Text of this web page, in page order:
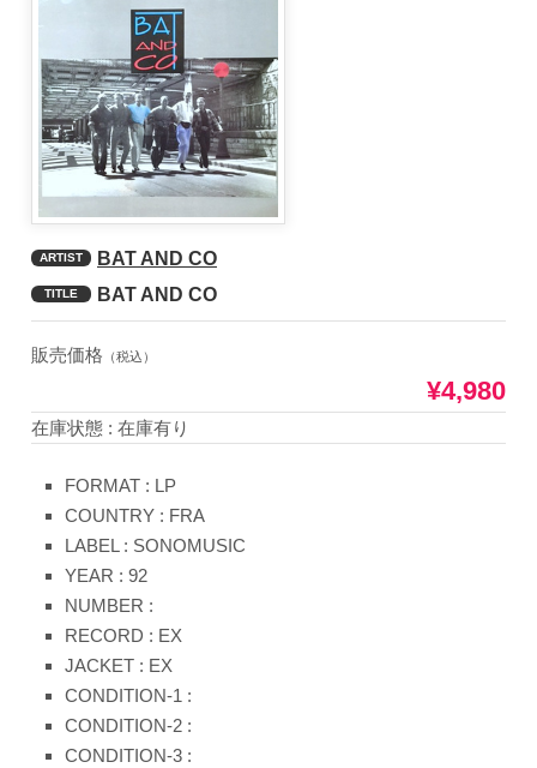
ARTIST BAT AND CO
TITLE BAT AND CO
販売価格 （税込）
¥4,980
在庫状態 : 在庫有り
FORMAT : LP
COUNTRY : FRA
LABEL : SONOMUSIC
YEAR : 92
NUMBER :
RECORD : EX
JACKET : EX
CONDITION-1 :
CONDITION-2 :
CONDITION-3 :